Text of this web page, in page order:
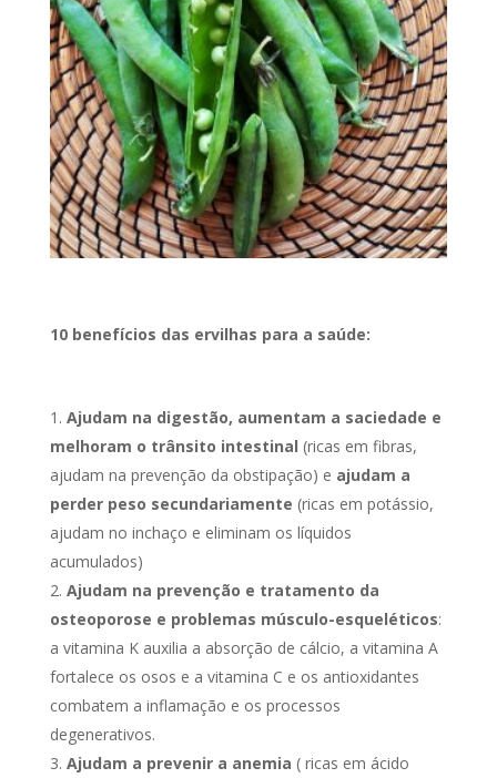
10 benefícios das ervilhas para a saúde:
Ajudam na digestão, aumentam a saciedade e
melhoram o trânsito intestinal (ricas em fibras,
ajudam na prevenção da obstipação) e ajudam a
perder peso secundariamente (ricas em potássio,
ajudam no inchaço e eliminam os líquidos
acumulados)
Ajudam na prevenção e tratamento da
osteoporose e problemas músculo-esqueléticos:
a vitamina K auxilia a absorção de cálcio, a vitamina A
fortalece os osos e a vitamina C e os antioxidantes
combatem a inflamação e os processos
degenerativos.
Ajudam a prevenir a anemia ( ricas em ácido